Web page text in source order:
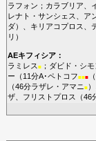
ラフォン ； カラブリア
レナト・サンシェス
ア
ダ）、 キリアコプロス
リ ）
AEキフィシア：
ラミレス ■； ダビド・シモ
ー （11分A･ペトコフ■■■
（46分ラザレ・アマニ ■）
ザ、 フリストプロス （46